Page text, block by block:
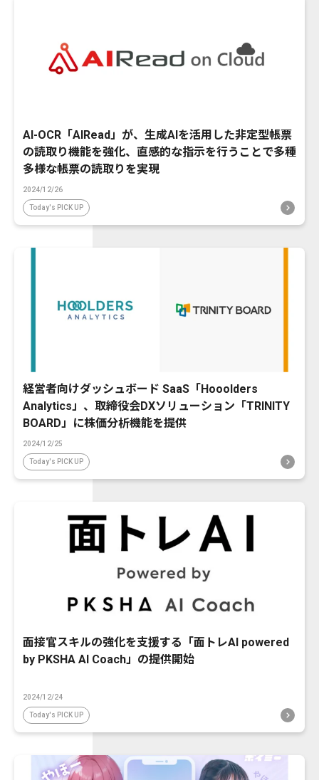
AI-OCR「AIRead」が、生成AIを活用した非定型帳票
の読取り機能を強化、直感的な指示を行うことで多種
多様な帳票の読取りを実現
2024/12/26
Today's PICK UP
経営者向けダッシュボード SaaS「Hooolders
Analytics」、取締役会DXソリューション「TRINITY
BOARD」に株価分析機能を提供
2024/12/25
Today's PICK UP
面接官スキルの強化を支援する「面トレAI powered
by PKSHA AI Coach」の提供開始
2024/12/24
Today's PICK UP